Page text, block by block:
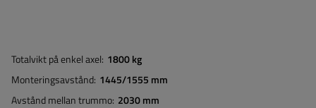
Totalvikt på enkel axel 1800 kg
Monteringsavstånd 1445/1555 mm
Avstånd mellan trummo 2030 mm